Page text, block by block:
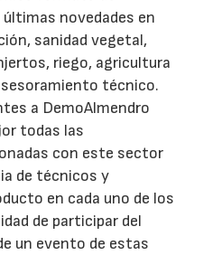
novedades en
sanidad vegetal,
riego, agricultura
técnico.
a DemoAlmendro
todas las
con este sector
de técnicos y
en cada uno de los
de participar del
un evento de estas